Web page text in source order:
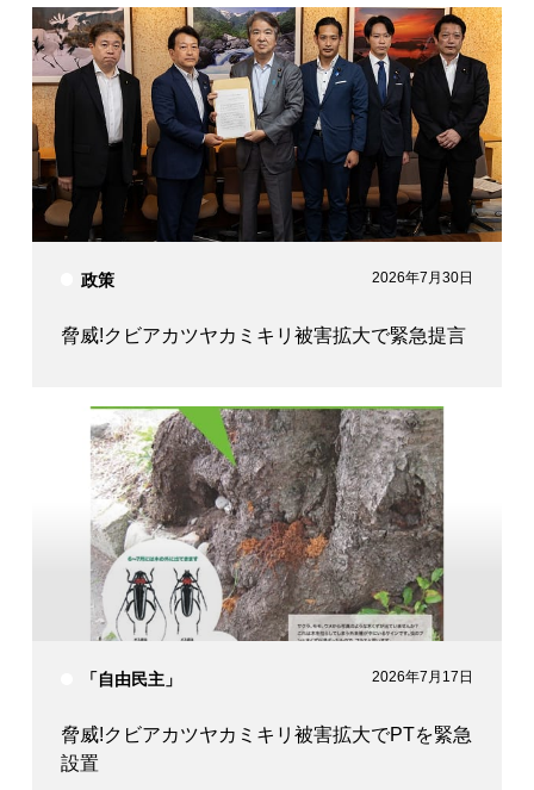
福原 淳嗣 木村 次郎 岩本 剛人
参議院議員
山本 佐知子
政策 2026年7月30日
脅威!クビアカツヤカミキリ被害拡大で緊急提言
「自由民主」 2026年7月17日
脅威!クビアカツヤカミキリ被害拡大でPTを緊急
設置